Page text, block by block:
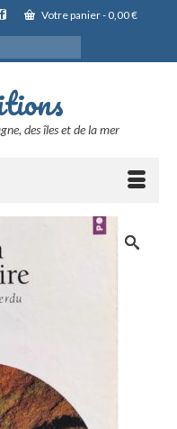
Votre panier- 0,00€
des îles et de la mer